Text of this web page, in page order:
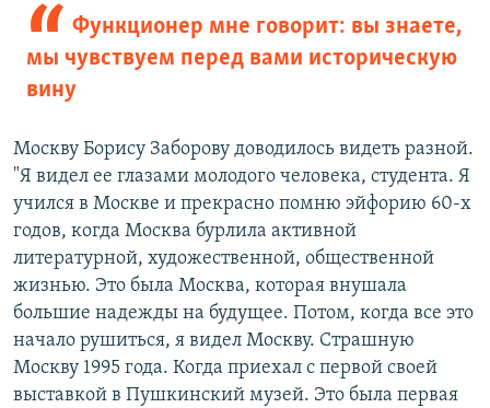
Функционер мне говорит: вы знаете,
мы чувствуем перед вами историческую
вину
Москву Борису Заборову доводилось видеть разной.
"Я видел ее глазами молодого человека, студента. Я
учился в Москве и прекрасно помню эйфорию 60-х
годов, когда Москва бурлила активной
литературной, художественной, общественной
жизнью. Это была Москва, которая внушала
большие надежды на будущее. Потом, когда все это
начало рушиться, я видел Москву. Страшную
Москву 1995 года. Когда приехал с первой своей
выставкой в Пушкинский музей. Это была первая